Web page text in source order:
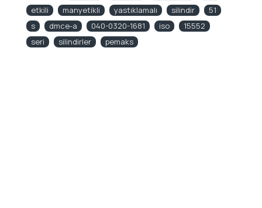
etkili
manyetikli yastıklamalı silindir
51
s
dmce-a 040-0320-1681 iso
15552
seri
silindirler pemaks